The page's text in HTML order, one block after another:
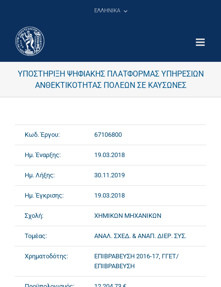
ΕΛΛΗΝΙΚΑ
ΥΠΟΣΤΗΡΙΞΗ ΨΗΦΙΑΚΗΣ ΠΛΑΤΦΟΡΜΑΣ ΥΠΗΡΕΣΙΩΝ
ΑΝΘΕΚΤΙΚΟΤΗΤΑΣ ΠΟΛΕΩΝ ΣΕ ΚΑΥΣΩΝΕΣ
Κωδ. Έργου: 67106800
Ημ. Έναρξης: 19.03.2018
Ημ. Λήξης: 30.11.2019
Ημ. Έγκρισης: 19.03.2018
Σχολή: ΧΗΜΙΚΩΝ ΜΗΧΑΝΙΚΩΝ
Τομέας: ΑΝΑΛ. ΣΧΕΔ. & ΑΝΑΠ. ΔΙΕΡ. ΣΥΣ.
Χρηματοδότης:
ΕΠΙΒΡΑΒΕΥΣΗ 2016-17, ΓΓΕΤ/
ΕΠΙΒΡΑΒΕΥΣΗ